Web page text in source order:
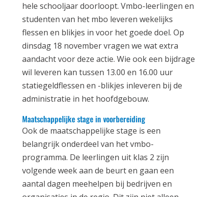
hele schooljaar doorloopt. Vmbo-leerlingen en
studenten van het mbo leveren wekelijks
flessen en blikjes in voor het goede doel. Op
dinsdag 18 november vragen we wat extra
aandacht voor deze actie. Wie ook een bijdrage
wil leveren kan tussen 13.00 en 16.00 uur
statiegeldflessen en -blikjes inleveren bij de
administratie in het hoofdgebouw.
Maatschappelijke stage in voorbereiding
Ook de maatschappelijke stage is een
belangrijk onderdeel van het vmbo-
programma. De leerlingen uit klas 2 zijn
volgende week aan de beurt en gaan een
aantal dagen meehelpen bij bedrijven en